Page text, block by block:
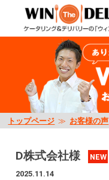
トップページ ≫ お客様の声
D株式会社様
NEW
2025.11.14